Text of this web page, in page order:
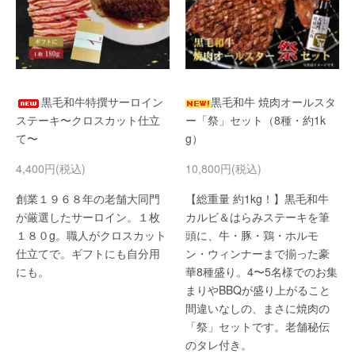
黒毛和牛特撰サーロイン
ステーキ〜クロスカット仕立
て〜
4,400円(税込)
創業１９６８年の老舗大同門
が厳選したサーロイン。１枚
１８０g。職人がクロスカット
仕立てで。ギフトにも自分用
にも。
黒毛和牛 焼肉オールスタ
ー「祭」セット（8種・約1k
g）
10,800円(税込)
【総重量 約1kg！】黒毛和牛
カルビ＆はらみステーキを筆
頭に、牛・豚・鶏・ホルモ
ン・ウィンナーまで揃った豪
華8種盛り。4〜5名様でのお集
まりやBBQが盛り上がること
間違いなしの、まさに焼肉の
「祭」セットです。老舗秘伝
のタレ付き。